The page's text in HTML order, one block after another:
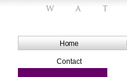
Home
Contact